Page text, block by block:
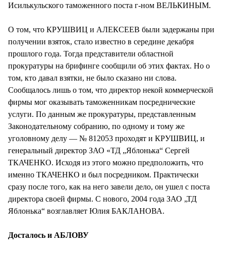
Исилькульского таможенного поста г-ном ВЕЛЬКИНЫМ.
О том, что КРУШВИЦ и АЛЕКСЕЕВ были задержаны при
получении взяток, стало известно в середине декабря
прошлого года. Тогда представители областной
прокуратуры на брифинге сообщили об этих фактах. Но о
том, кто давал взятки, не было сказано ни слова.
Сообщалось лишь о том, что директор некой коммерческой
фирмы мог оказывать таможенникам посреднические
услуги. По данным же прокуратуры, представленным
Законодательному собранию, по одному и тому же
уголовному делу — № 812053 проходят и КРУШВИЦ, и
генеральный директор ЗАО «ТД „Яблонька“ Сергей
ТКАЧЕНКО. Исходя из этого можно предположить, что
именно ТКАЧЕНКО и был посредником. Практически
сразу после того, как на него завели дело, он ушел с поста
директора своей фирмы. С нового, 2004 года ЗАО „ТД
Яблонька“ возглавляет Юлия БАКЛАНОВА.
Досталось и АБЛОВУ